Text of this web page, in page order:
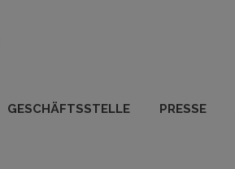
GESCHÄFTSSTELLE PRESSE